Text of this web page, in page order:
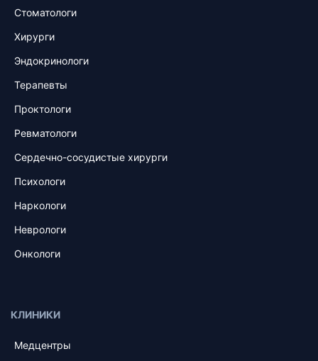
Стоматологи
Хирурги
Эндокринологи
Терапевты
Проктологи
Ревматологи
Сердечно-сосудистые хирурги
Психологи
Наркологи
Неврологи
Онкологи
КЛИНИКИ
Медцентры